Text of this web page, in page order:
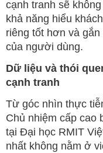
cạnh tranh sẽ
khả năng hiểu
riêng tốt hơn và
của người dùng.
Dữ liệu và thói
cạnh tranh
Từ góc nhìn thực
Chủ nhiệm cấp cao
tại Đại học RMIT
nhất không nằm ở